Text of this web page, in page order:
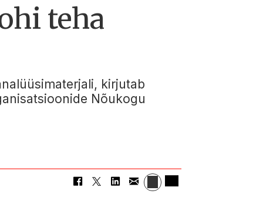
teha
kirjutab
Nõukogu